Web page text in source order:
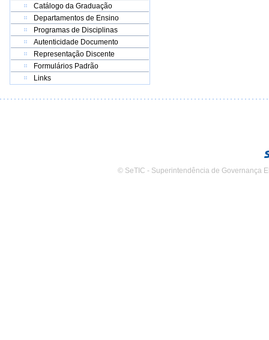
Catálogo da Graduação
Departamentos de Ensino
Programas de Disciplinas
Autenticidade Documento
Representação Discente
Formulários Padrão
Links
© SeTIC - Superintendência de Governança